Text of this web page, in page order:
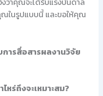
ณในรูปแบบนี้ และขอให้คุณ
ารสื่อสารผลงานวิจัย
หร่ถึงจะเหมาะสม?